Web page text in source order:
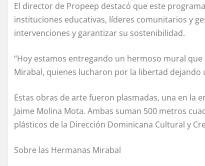
El director de Propeep destacó que este
instituciones educativas, líderes comunitarios y
intervenciones y garantizar su sostenibilidad.
“Hoy estamos entregando un hermoso mural
Mirabal, quienes lucharon por la libertad dejando
Estas obras de arte fueron plasmadas, una en la
Jaime Molina Mota. Ambas suman 500 metros
plásticos de la Dirección Dominicana Cultural y
Sobre las Hermanas Mirabal